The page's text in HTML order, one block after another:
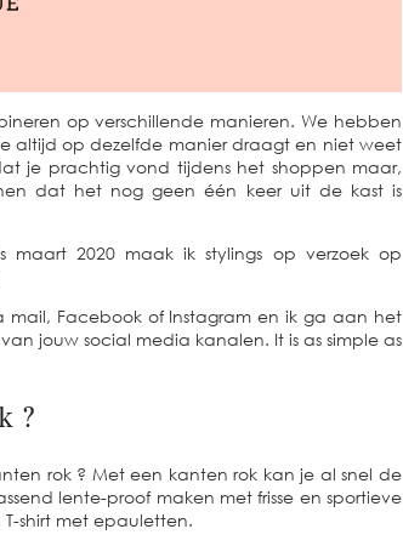
op verschillende manieren. We hebben
altijd op dezelfde manier draagt en niet weet
je prachtig vond tijdens het shoppen maar,
dat het nog geen één keer uit de kast is
2020 maak ik stylings op verzoek op
mail, Facebook of Instagram en ik ga aan het
jouw social media kanalen. It is as simple as
?
rok ? Met een kanten rok kan je al snel de
lente-proof maken met frisse en sportieve
shirt met epauletten.